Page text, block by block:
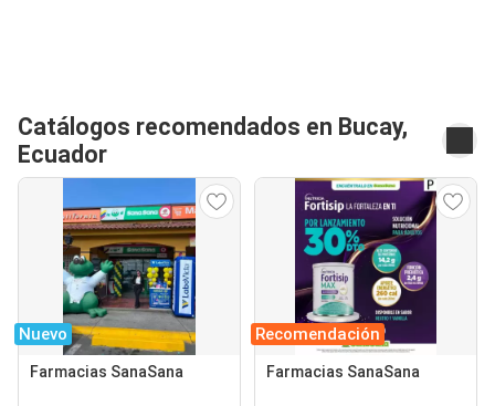
Catálogos recomendados en Bucay,
Ecuador
Nuevo
Farmacias SanaSana
Recomendación
Farmacias SanaSana